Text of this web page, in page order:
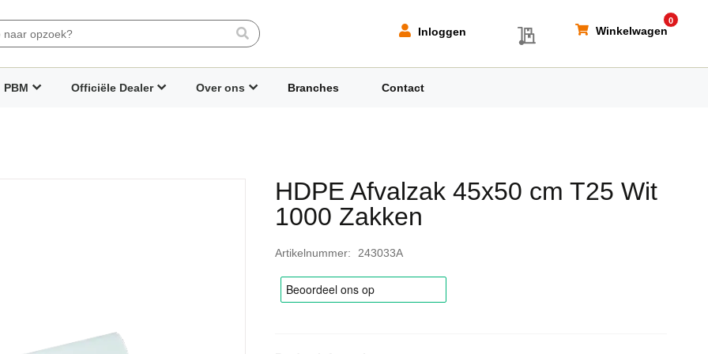
Winkelwagen
0
My Quote
Inloggen
Search
PBM Officiële Dealer Over ons Branches Contact
HDPE Afvalzak 45x50 cm T25 Wit
1000 Zakken
Artikelnummer 243033A